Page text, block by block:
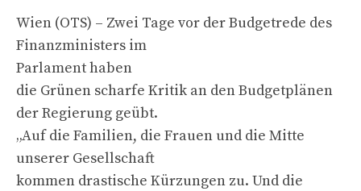
Wien (OTS) – Zwei Tage vor der Budgetrede des
Finanzministers im
Parlament haben
die Grünen scharfe Kritik an den Budgetplänen
der Regierung geübt.
„Auf die Familien, die Frauen und die Mitte
unserer Gesellschaft
kommen drastische Kürzungen zu. Und die